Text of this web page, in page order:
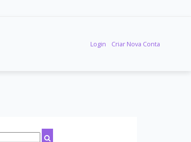
Login Criar Nova Conta